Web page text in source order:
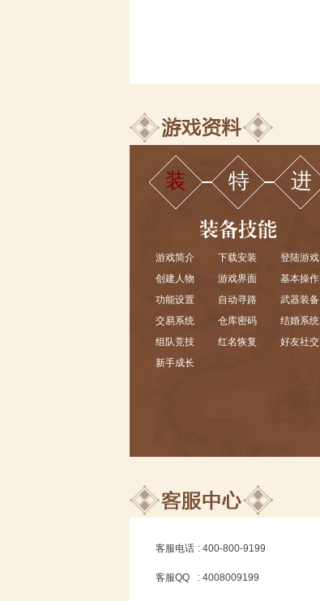
装 特 进
游戏简介 下载安装
登陆游戏
创建人物
游戏界面
基本操作
功能设置
自动寻路
武器装备
交易系统
仓库密码
结婚系统
组队竞技
红名恢复
好友社交
新手成长
客服电话 : 400-800-9199
客服QQ : 4008009199